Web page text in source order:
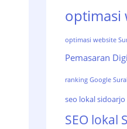
optimasi
optimasi website
Pemasaran
ranking Google
seo lokal sidoarjo
SEO lokal